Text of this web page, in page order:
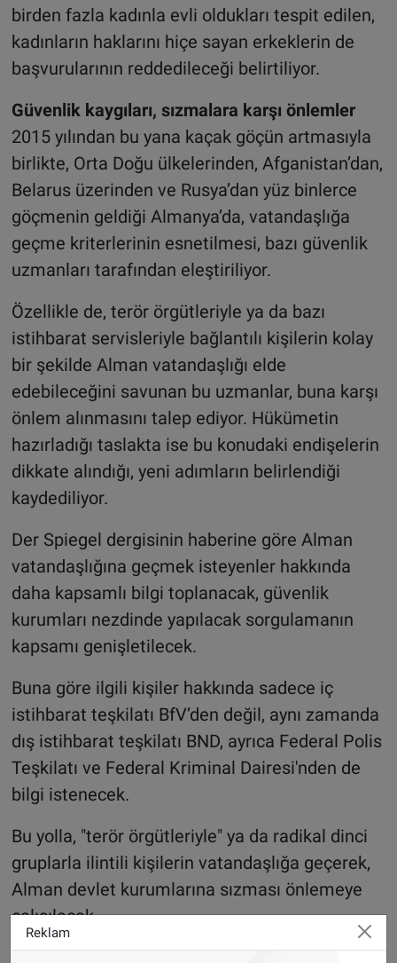
birden fazla kadınla evli oldukları tespit edilen,
kadınların haklarını hiçe sayan erkeklerin de
başvurularının reddedileceği belirtiliyor.
Güvenlik kaygıları, sızmalara karşı önlemler
2015 yılından bu yana kaçak göçün artmasıyla
birlikte, Orta Doğu ülkelerinden, Afganistan’dan,
Belarus üzerinden ve Rusya’dan yüz binlerce
göçmenin geldiği Almanya’da, vatandaşlığa
geçme kriterlerinin esnetilmesi, bazı güvenlik
uzmanları tarafından eleştiriliyor.
Özellikle de, terör örgütleriyle ya da bazı
istihbarat servisleriyle bağlantılı kişilerin kolay
bir şekilde Alman vatandaşlığı elde
edebileceğini savunan bu uzmanlar, buna karşı
önlem alınmasını talep ediyor. Hükümetin
hazırladığı taslakta ise bu konudaki endişelerin
dikkate alındığı, yeni adımların belirlendiği
kaydediliyor.
Der Spiegel dergisinin haberine göre Alman
vatandaşlığına geçmek isteyenler hakkında
daha kapsamlı bilgi toplanacak, güvenlik
kurumları nezdinde yapılacak sorgulamanın
kapsamı genişletilecek.
Buna göre ilgili kişiler hakkında sadece iç
istihbarat teşkilatı BfV’den değil, aynı zamanda
dış istihbarat teşkilatı BND, ayrıca Federal Polis
Teşkilatı ve Federal Kriminal Dairesi'nden de
bilgi istenecek.
Bu yolla, "terör örgütleriyle" ya da radikal dinci
gruplarla ilintili kişilerin vatandaşlığa geçerek,
Alman devlet kurumlarına sızması önlemeye
çalışılacak.
Hristiyan Demokratlar reforma karşı çıkıyor
Reklam